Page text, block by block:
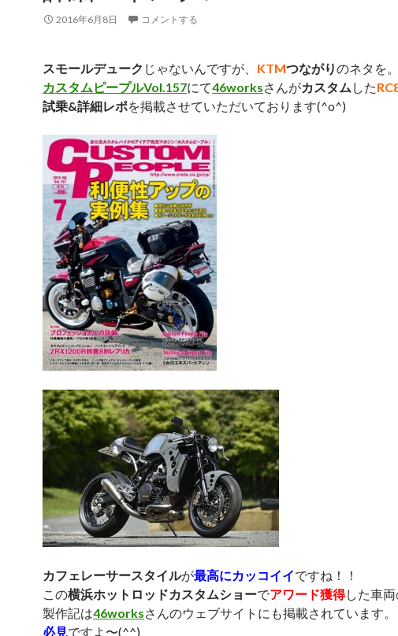
2016年6月8日 コメントする
スモールデューク じゃないんですが、 KTMつながりのネタを。
カスタムピープルVol.157にて46worksさんがカスタム した
試乗&詳細レポを掲載させていただいております(^o^)
カフェレーサースタイルが最高にカッコイイですね！！
この横浜ホットロッドカスタムショーでアワード獲得した車
製作記は46worksさんのウェブサイトにも掲載されています。
必見ですよ〜(^^)